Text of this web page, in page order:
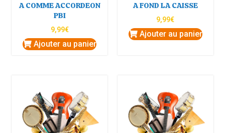
A COMME ACCORDEON
PBI
9,99€
Ajouter au panier
A FOND LA CAISSE
9,99€
Ajouter au panier